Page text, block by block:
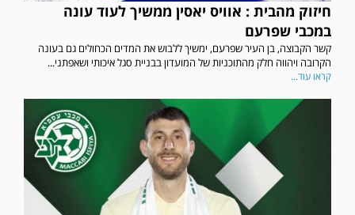
חיזוק מהבית : אוויס יאסין ממשיך לעוד עונה
במכבי שפרעם
קשר הקבוצה, בן העיר שפרעם, ימשיך ללבוש את המדים הכחולים גם בעונה
הקרובה ויהווה חלק מהתוכניות של המועדון בבניית סגל איכותי ושאפתני...
קראו עוד...